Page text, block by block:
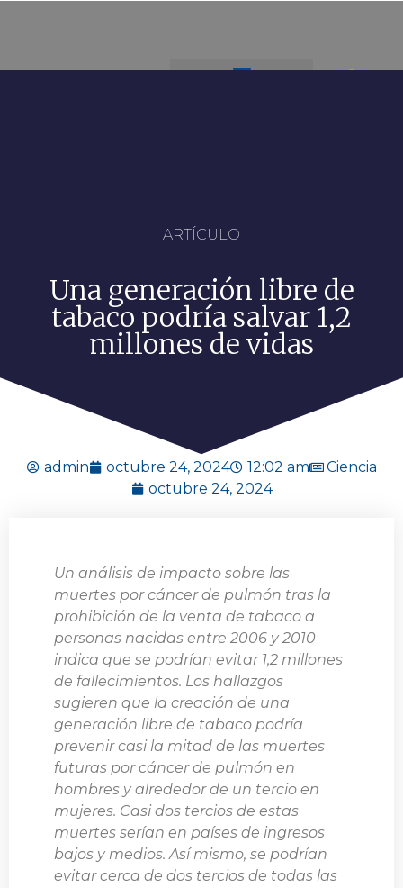
ARTÍCULO
Una generación libre de
tabaco podría salvar 1,2
millones de vidas
admin octubre 24, 2024 12:02 am
Ciencia
octubre 24, 2024
Un análisis de impacto sobre las
muertes por cáncer de pulmón tras la
prohibición de la venta de tabaco a
personas nacidas entre 2006 y 2010
indica que se podrían evitar 1,2 millones
de fallecimientos. Los hallazgos
sugieren que la creación de una
generación libre de tabaco podría
prevenir casi la mitad de las muertes
futuras por cáncer de pulmón en
hombres y alrededor de un tercio en
mujeres. Casi dos tercios de estas
muertes serían en países de ingresos
bajos y medios. Así mismo, se podrían
evitar cerca de dos tercios de todas las